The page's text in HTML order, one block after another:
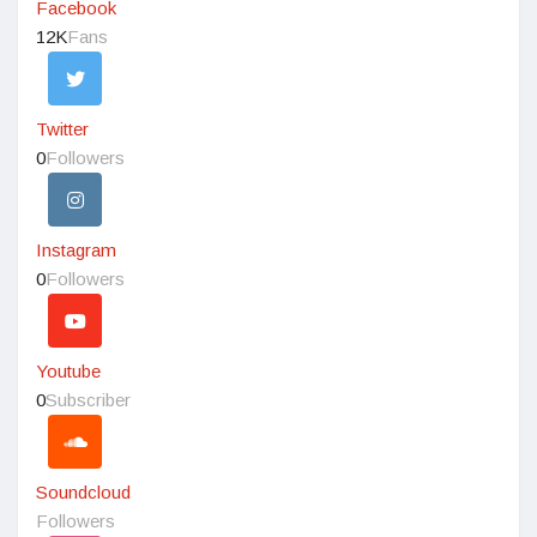
Facebook
12KFans
Twitter
0Followers
Instagram
0Followers
Youtube
0Subscriber
Soundcloud
Followers